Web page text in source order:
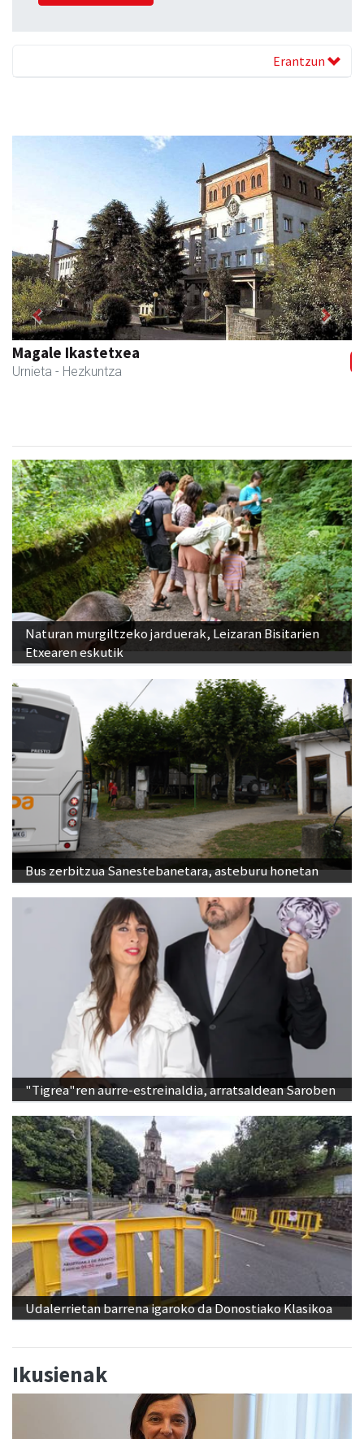
Erantzun
Magale Ikastetxea
Urnieta - Hezkuntza
Previous Next
Naturan murgiltzeko jarduerak, Leizaran Bisitarien
Etxearen eskutik
Bus zerbitzua Sanestebanetara, asteburu honetan
"Tigrea"ren aurre-estreinaldia, arratsaldean Saroben
Udalerrietan barrena igaroko da Donostiako Klasikoa
Ikusienak